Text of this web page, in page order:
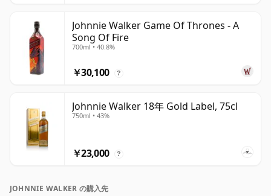
Johnnie Walker Game Of Thrones - A
Song Of Fire
700ml • 40.8%
￥30,100 ?
Johnnie Walker 18年 Gold Label, 75cl
750ml • 43%
￥23,000 ?
JOHNNIE WALKER の購入先